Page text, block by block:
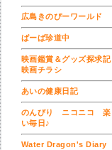
広島きのぴーワールド
ばーば珍道中
映画鑑賞＆グッズ探求
映画チラシ
あいの健康日記
のんびり ニコニコ 楽
い毎日♪
Water Dragon's Diary